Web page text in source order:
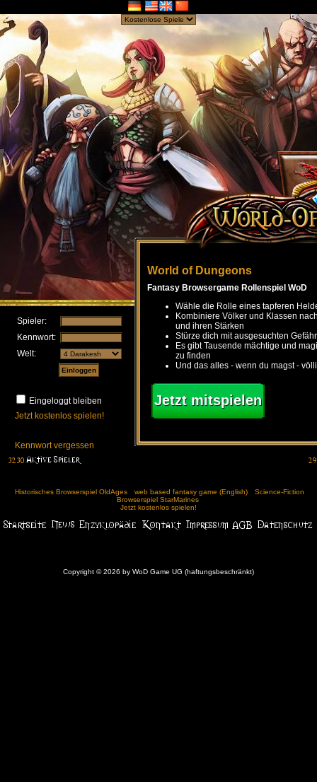
Spieler:
Kennwort:
Welt:
Eingeloggt bleiben
Jetzt kostenlos spielen!
Kennwort vergessen
World of Dungeons
Fantasy Browsergame Rollenspiel WoD
Wähle die Rolle eines tapferen
Kombiniere Völker und Klassen
und ihren Stärken
Stürze dich mit ausgesuchten
Es gibt Tausende mächtige und
zu finden
Und das alles - wenn du magst -
Jetzt mitspielen
Historisches Browserspiel OldAges web based fantasy game (English)
Science-Fiction
Browserspiel StarMarines
Jetzt kostenlos spielen!
Copyright © 2026 by WoD Game UG (haftungsbeschränkt)